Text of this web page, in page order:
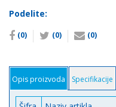
SF-
01
AISI304
Podelite:
(0) (0) (0)
Opis proizvoda Specifikacije